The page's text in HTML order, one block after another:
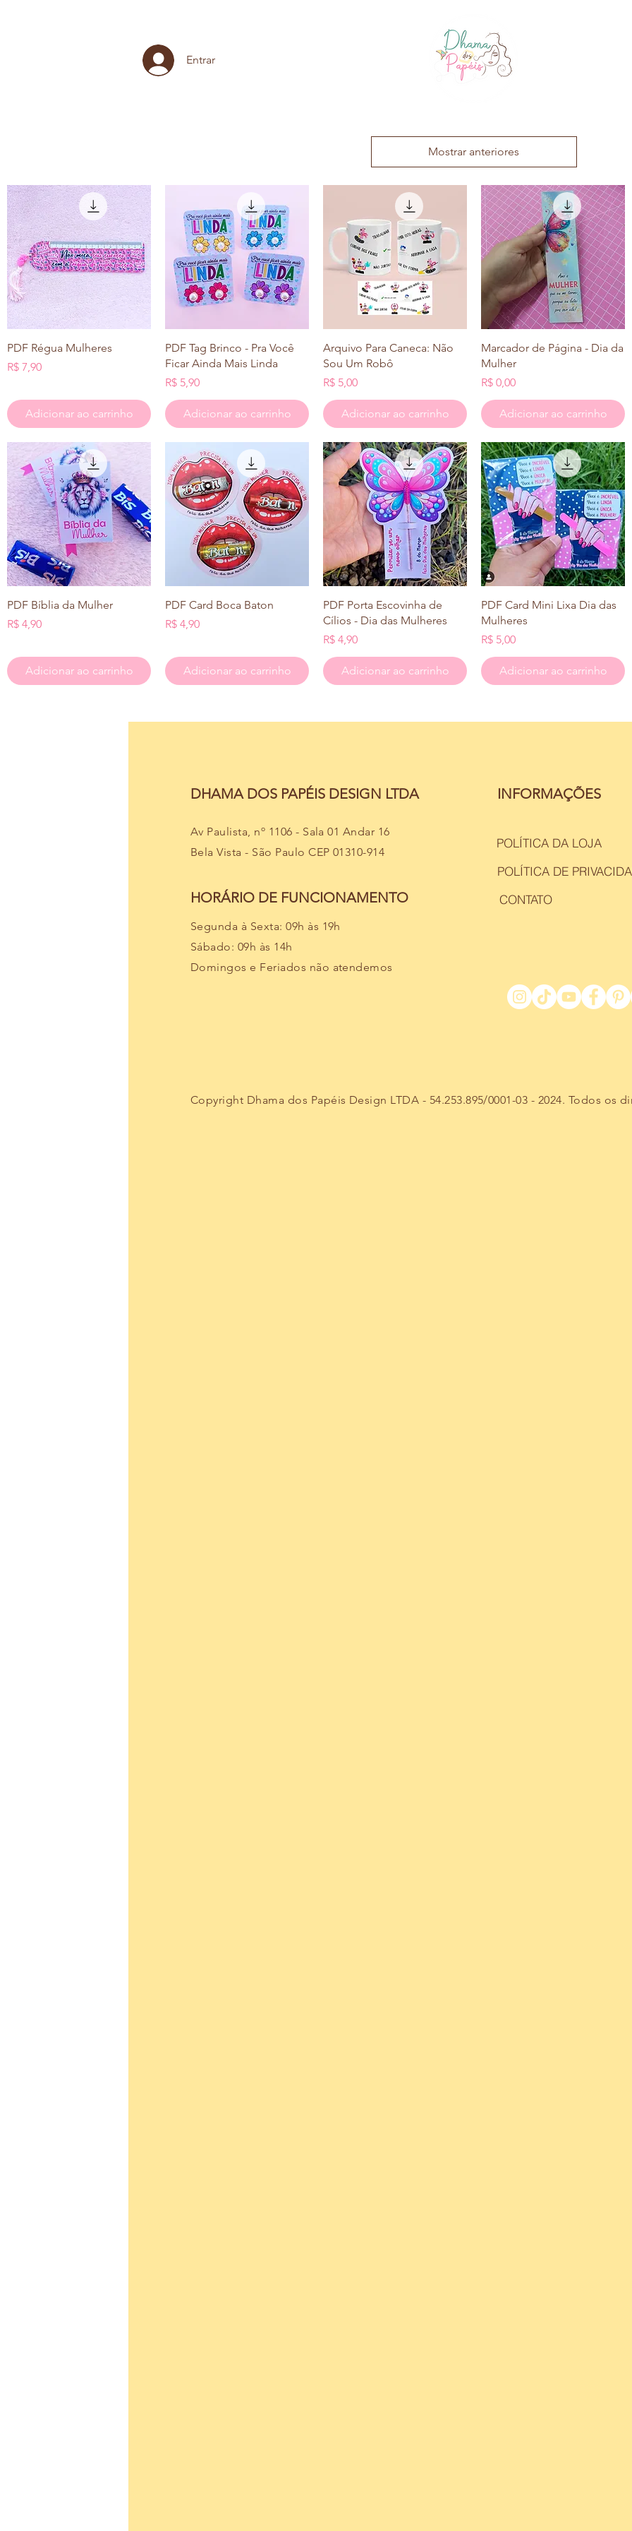
Entrar
Mostrar anteriores
Visualização rápida
PDF Régua Mulheres
Preço
R$ 7,90
Adicionar ao carrinho
Visualização rápida
PDF Tag Brinco - Pra Você
Ficar Ainda Mais Linda
Preço
R$ 5,90
Adicionar ao carrinho
Visualização rápida
Arquivo Para Caneca: Não
Sou Um Robô
Preço
R$ 5,00
Adicionar ao carrinho
Visualização rápida
Marcador de Página - Dia da
Mulher
Preço
R$ 0,00
Adicionar ao carrinho
Visualização rápida
PDF Bíblia da Mulher
Preço
R$ 4,90
Adicionar ao carrinho
Visualização rápida
PDF Card Boca Baton
Preço
R$ 4,90
Adicionar ao carrinho
Visualização rápida
PDF Porta Escovinha de
Cílios - Dia das Mulheres
Preço
R$ 4,90
Adicionar ao carrinho
Visualização rápida
PDF Card Mini Lixa Dia das
Mulheres
Preço
R$ 5,00
Adicionar ao carrinho
DHAMA DOS PAPÉIS DESIGN LTDA INFORMAÇÕES
Av Paulista, nº 1106 - Sala 01 Andar 16
Bela Vista - São Paulo CEP 01310-914
POLÍTICA DA LOJA
POLÍTICA DE
CONTATO
HORÁRIO DE FUNCIONAMENTO
Segunda à Sexta: 09h às 19h
Sábado: 09h às 14h
Domingos e Feriados não atendemos
Copyright Dhama dos Papéis Design LTDA - 54.253.895/0001-03 - 2024. Todos os